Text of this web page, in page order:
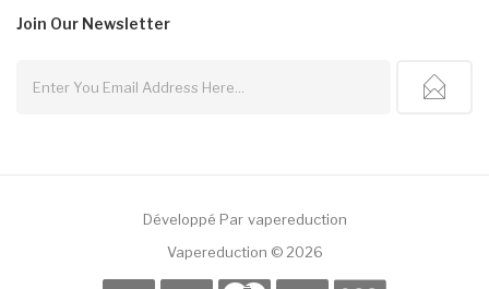
Join Our Newsletter
Développé Par Vapereduction
Vapereduction © 2026